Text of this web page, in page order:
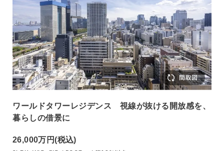
ワールドタワーレジデンス 視線が抜ける開放感を、
暮らしの借景に
26,000万円(税込)